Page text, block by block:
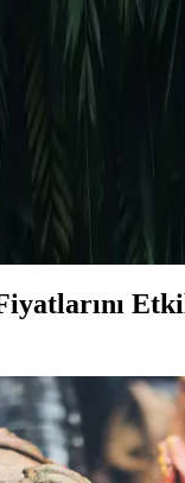
baskı kalitesi, uygun
kullanımı için ideal
baskı
Ofis ve Ev
Çözüm
yüksek kapasite,